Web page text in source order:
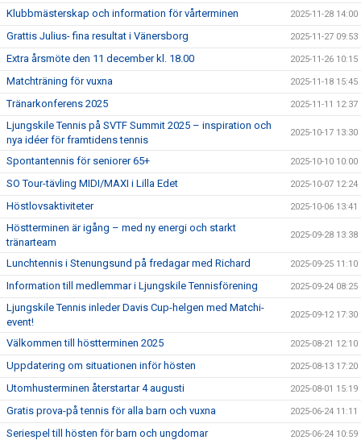
Klubbmästerskap och information för vårterminen 2025-11-28 14:00
Grattis Julius- fina resultat i Vänersborg 2025-11-27 09:53
Extra årsmöte den 11 december kl. 18.00 2025-11-26 10:15
Matchträning för vuxna 2025-11-18 15:45
Tränarkonferens 2025 2025-11-11 12:37
Ljungskile Tennis på SVTF Summit 2025 – inspiration och
nya idéer för framtidens tennis
2025-10-17 13:30
Spontantennis för seniorer 65+ 2025-10-10 10:00
SO Tour-tävling MIDI/MAXI i Lilla Edet 2025-10-07 12:24
Höstlovsaktiviteter 2025-10-06 13:41
Höstterminen är igång – med ny energi och starkt
tränarteam
2025-09-28 13:38
Lunchtennis i Stenungsund på fredagar med Richard 2025-09-25 11:10
Information till medlemmar i Ljungskile Tennisförening 2025-09-24 08:25
Ljungskile Tennis inleder Davis Cup-helgen med Matchi-
event!
2025-09-12 17:30
Välkommen till höstterminen 2025 2025-08-21 12:10
Uppdatering om situationen inför hösten 2025-08-13 17:20
Utomhusterminen återstartar 4 augusti 2025-08-01 15:19
Gratis prova-på tennis för alla barn och vuxna 2025-06-24 11:11
Seriespel till hösten för barn och ungdomar 2025-06-24 10:59